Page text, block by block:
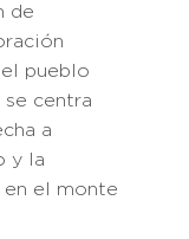
de
pueblo
se centra
a
y la
en el monte